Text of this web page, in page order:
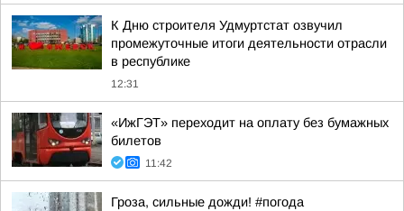
К Дню строителя Удмуртстат озвучил
промежуточные итоги деятельности отрасли
в республике
12:31
«ИжГЭТ» переходит на оплату без бумажных
билетов
11:42
Гроза, сильные дожди! #погода